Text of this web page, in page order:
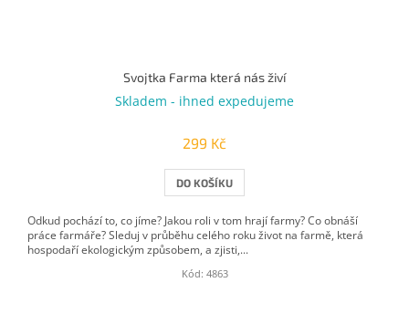
Svojtka Farma která nás živí
Skladem - ihned expedujeme
299 Kč
DO KOŠÍKU
Odkud pochází to, co jíme? Jakou roli v tom hrají farmy? Co obnáší
práce farmáře? Sleduj v průběhu celého roku život na farmě, která
hospodaří ekologickým způsobem, a zjisti,...
Kód: 4863